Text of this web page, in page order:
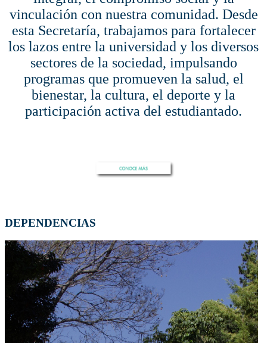
vinculación con nuestra comunidad. Desde
esta Secretaría, trabajamos para fortalecer
los lazos entre la universidad y los diversos
sectores de la sociedad, impulsando
programas que promueven la salud, el
bienestar, la cultura, el deporte y la
participación activa del estudiantado.
DEPENDENCIAS